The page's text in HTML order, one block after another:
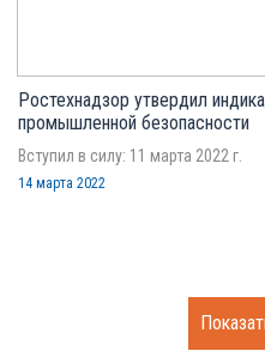
Ростехнадзор утвердил
промышленной безопасности
Вступил в силу: 11 марта 2022 г.
14 марта 2022